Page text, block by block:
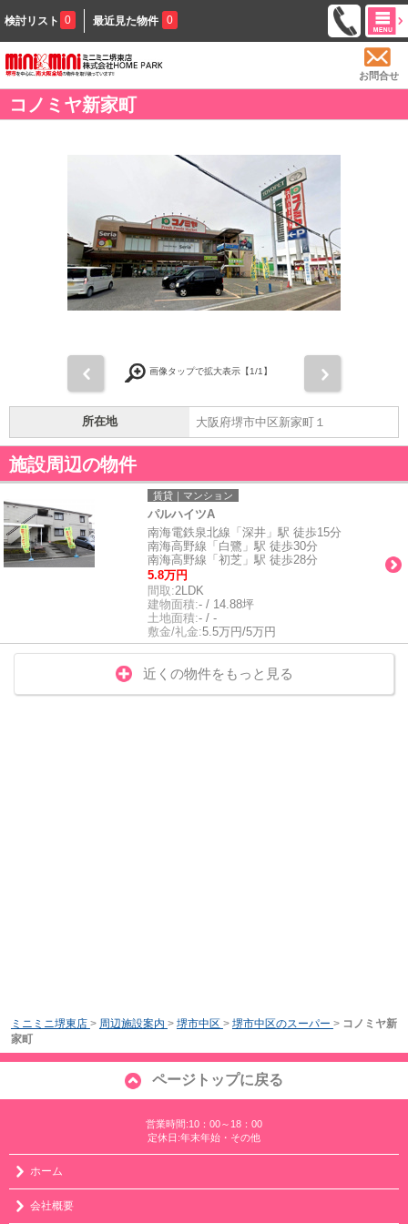
検討リスト 0 最近見た物件 0
お問合せ
コノミヤ新家町
画像タップで拡大表示【1/1】
所在地 大阪府堺市中区新家町１
施設周辺の物件
賃貸｜マンション
パルハイツA
南海電鉄泉北線「深井」駅 徒歩15分
南海高野線「白鷺」駅 徒歩30分
南海高野線「初芝」駅 徒歩28分
5.8万円
間取:2LDK
建物面積:- / 14.88坪
土地面積:- / -
敷金/礼金:5.5万円/5万円
近くの物件をもっと見る
ミニミニ堺東店 > 周辺施設案内 > 堺市中区 > 堺市中区のスーパー > コノミヤ新
家町
ページトップに戻る
営業時間:10：00～18：00
定休日:年末年始・その他
ホーム
会社概要